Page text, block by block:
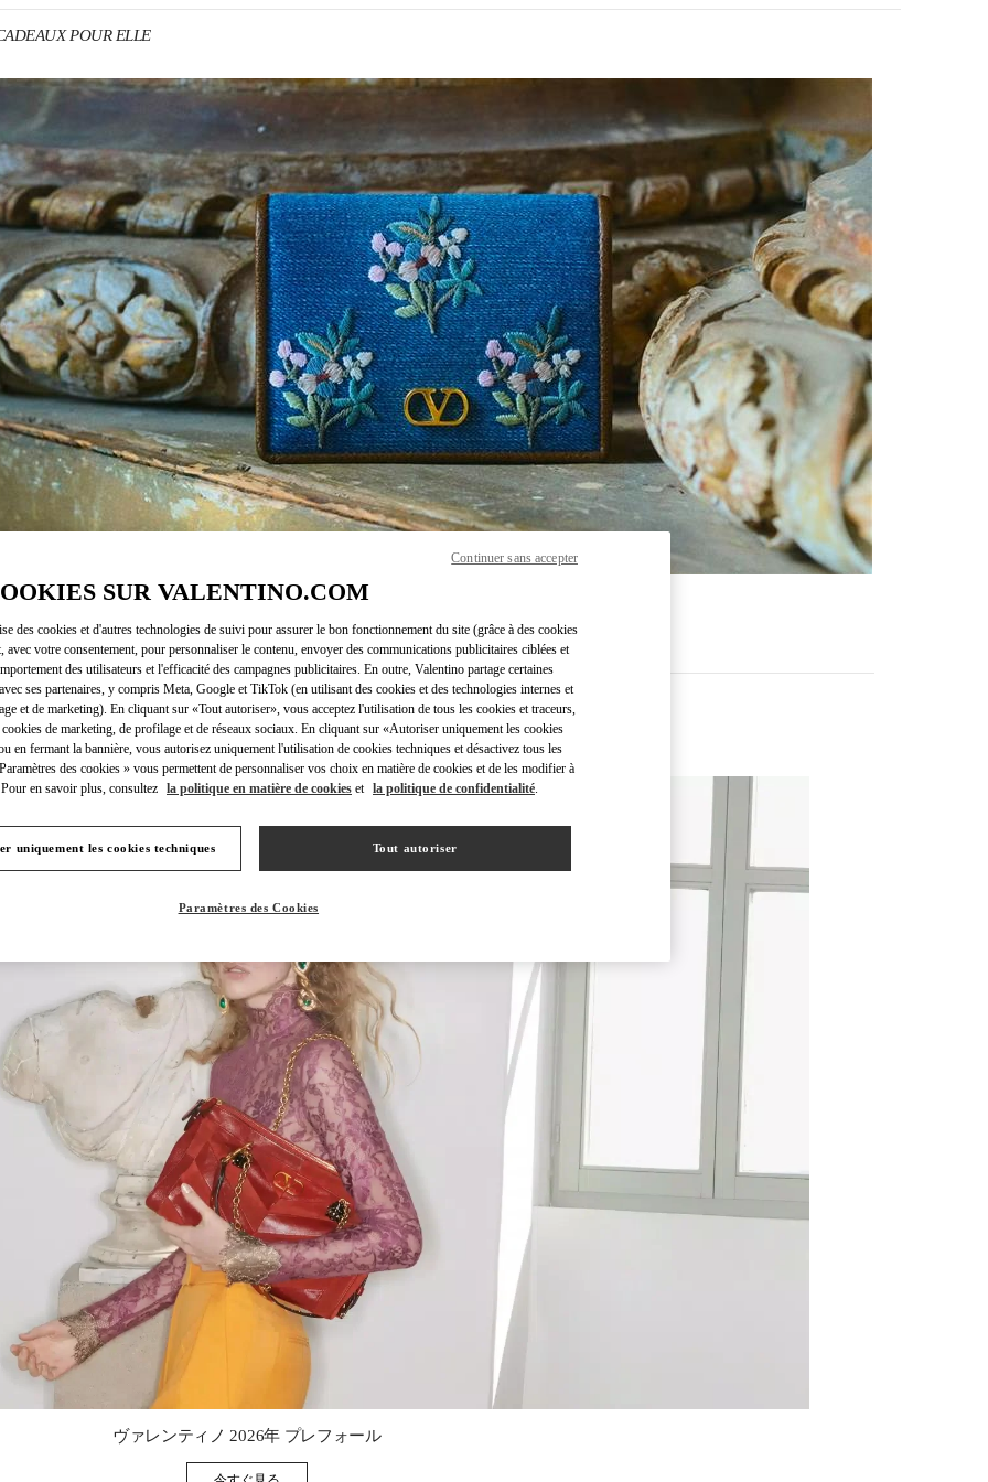
POUR ELLE
IN NEW TAB
Link Opens in New Tab
NOUVEAUTÉS
ヴァレンティノ 2026年 プレフォール
SUR VALENTINO.COM
des cookies et d'autres technologies de suivi pour assurer le bon fonctionnement du site (grâce à des cookies
avec votre consentement, pour personnaliser le contenu, envoyer des communications publicitaires ciblées et
des utilisateurs et l'efficacité des campagnes publicitaires. En outre, Valentino partage certaines
ses partenaires, y compris Meta, Google et TikTok (en utilisant des cookies et des technologies internes et
et de marketing). En cliquant sur «Tout autoriser», vous acceptez l'utilisation de tous les cookies et traceurs,
de marketing, de profilage et de réseaux sociaux. En cliquant sur «Autoriser uniquement les cookies
en fermant la bannière, vous autorisez uniquement l'utilisation de cookies techniques et désactivez tous les
des cookies » vous permettent de personnaliser vos choix en matière de cookies et de les modifier à
en savoir plus, consultez la politique en matière de cookies et la politique de confidentialité.
uniquement les cookies techniques Tout autoriser
Paramètres des Cookies
Continuer sans accepter